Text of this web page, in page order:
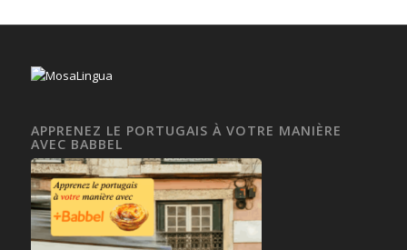
APPRENEZ LE PORTUGAIS À VOTRE MANIÈRE
AVEC BABBEL